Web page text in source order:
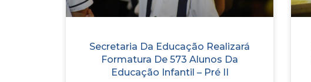
Secretaria Da Educação Realizará
Formatura De 573 Alunos Da
Educação Infantil – Pré II